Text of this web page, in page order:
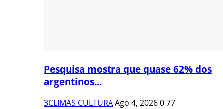
Pesquisa mostra que quase 62% dos
argentinos...
3CLIMAS CULTURAAgo 4, 2026077